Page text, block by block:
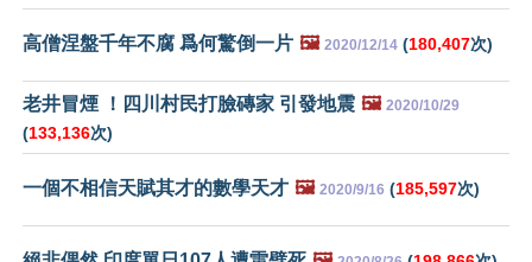
高僧涅盤千年不腐 爲何驚倒一片 🖼️ 2020/12/14 (180,407次)
老井冒煙 ！四川村民打臉磚家 引發地震 🖼️ 2020/10/29
(133,136次)
一個不相信天賦其才的數學天才 🖼️ 2020/9/16 (185,597次)